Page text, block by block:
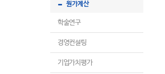
원가계산
학술연구
경영컨설팅
기업가치평가